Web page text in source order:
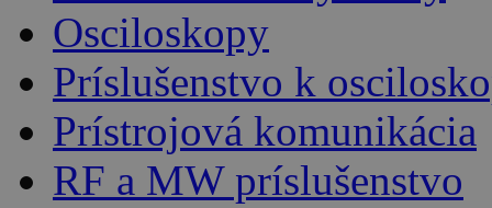
Osciloskopy
Príslušenstvo k
Prístrojová komunikácia
RF a MW príslušenstvo